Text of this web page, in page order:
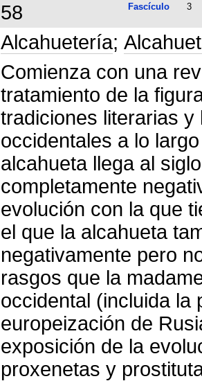
58 Fascículo 3
Alcahuetería;
Comienza con una
tratamiento de la
tradiciones literarias
occidentales a lo
alcahueta llega al
completamente
evolución con la que
el que la alcahueta
negativamente pero
rasgos que la
occidental (incluida la
europeización de
exposición de la
proxenetas y